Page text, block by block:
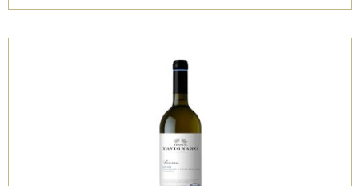
Frizzante
di